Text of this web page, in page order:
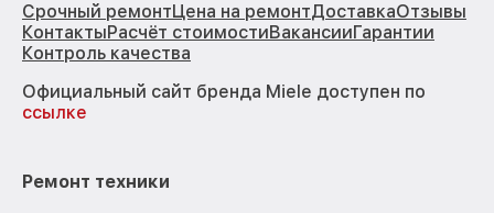
Срочный ремонтЦена на ремонтДоставкаОтзывы
КонтактыРасчёт стоимостиВакансииГарантии
Контроль качества
Официальный сайт бренда Miele доступен по
ссылке
Ремонт техники